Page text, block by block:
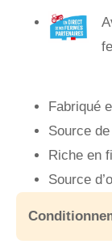
Fabriqué
Source
Riche en
Source